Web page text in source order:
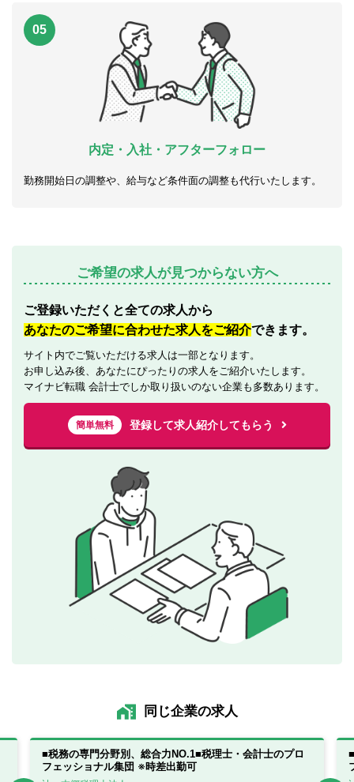
05
内定・入社・アフターフォロー
勤務開始日の調整や、給与など条件面の調整も代行いたします。
ご希望の求人が見つからない方へ
ご登録いただくと全ての求人から
あなたのご希望に合わせた求人をご紹介できます。
サイト内でご覧いただける求人は一部となります。
お申し込み後、あなたにぴったりの求人をご紹介いたします。
マイナビ転職 会計士でしか取り扱いのない企業も多数あります。
簡単無料 登録して求人紹介してもらう
同じ企業の求人
■税務の専門分野別、総合力NO.1■税理士・会計士のプロ
フェッショナル集団 ※時差出勤可